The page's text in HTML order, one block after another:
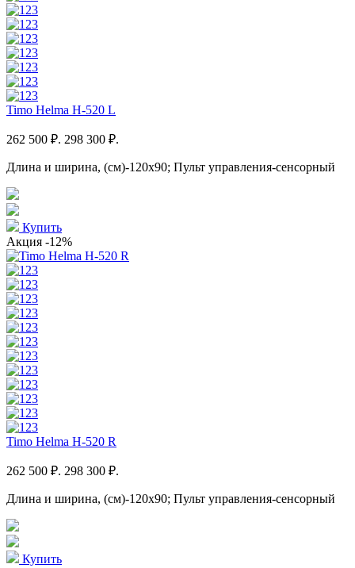
Timo Helma H-520 L
262 500 ₽. 298 300 ₽.
Длина и ширина, (см)-120x90; Пульт управления-сенсорный
Купить
Акция -12%
Timo Helma H-520 R
262 500 ₽. 298 300 ₽.
Длина и ширина, (см)-120x90; Пульт управления-сенсорный
Купить